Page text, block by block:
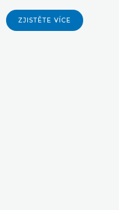
ZJISTĚTE VÍCE